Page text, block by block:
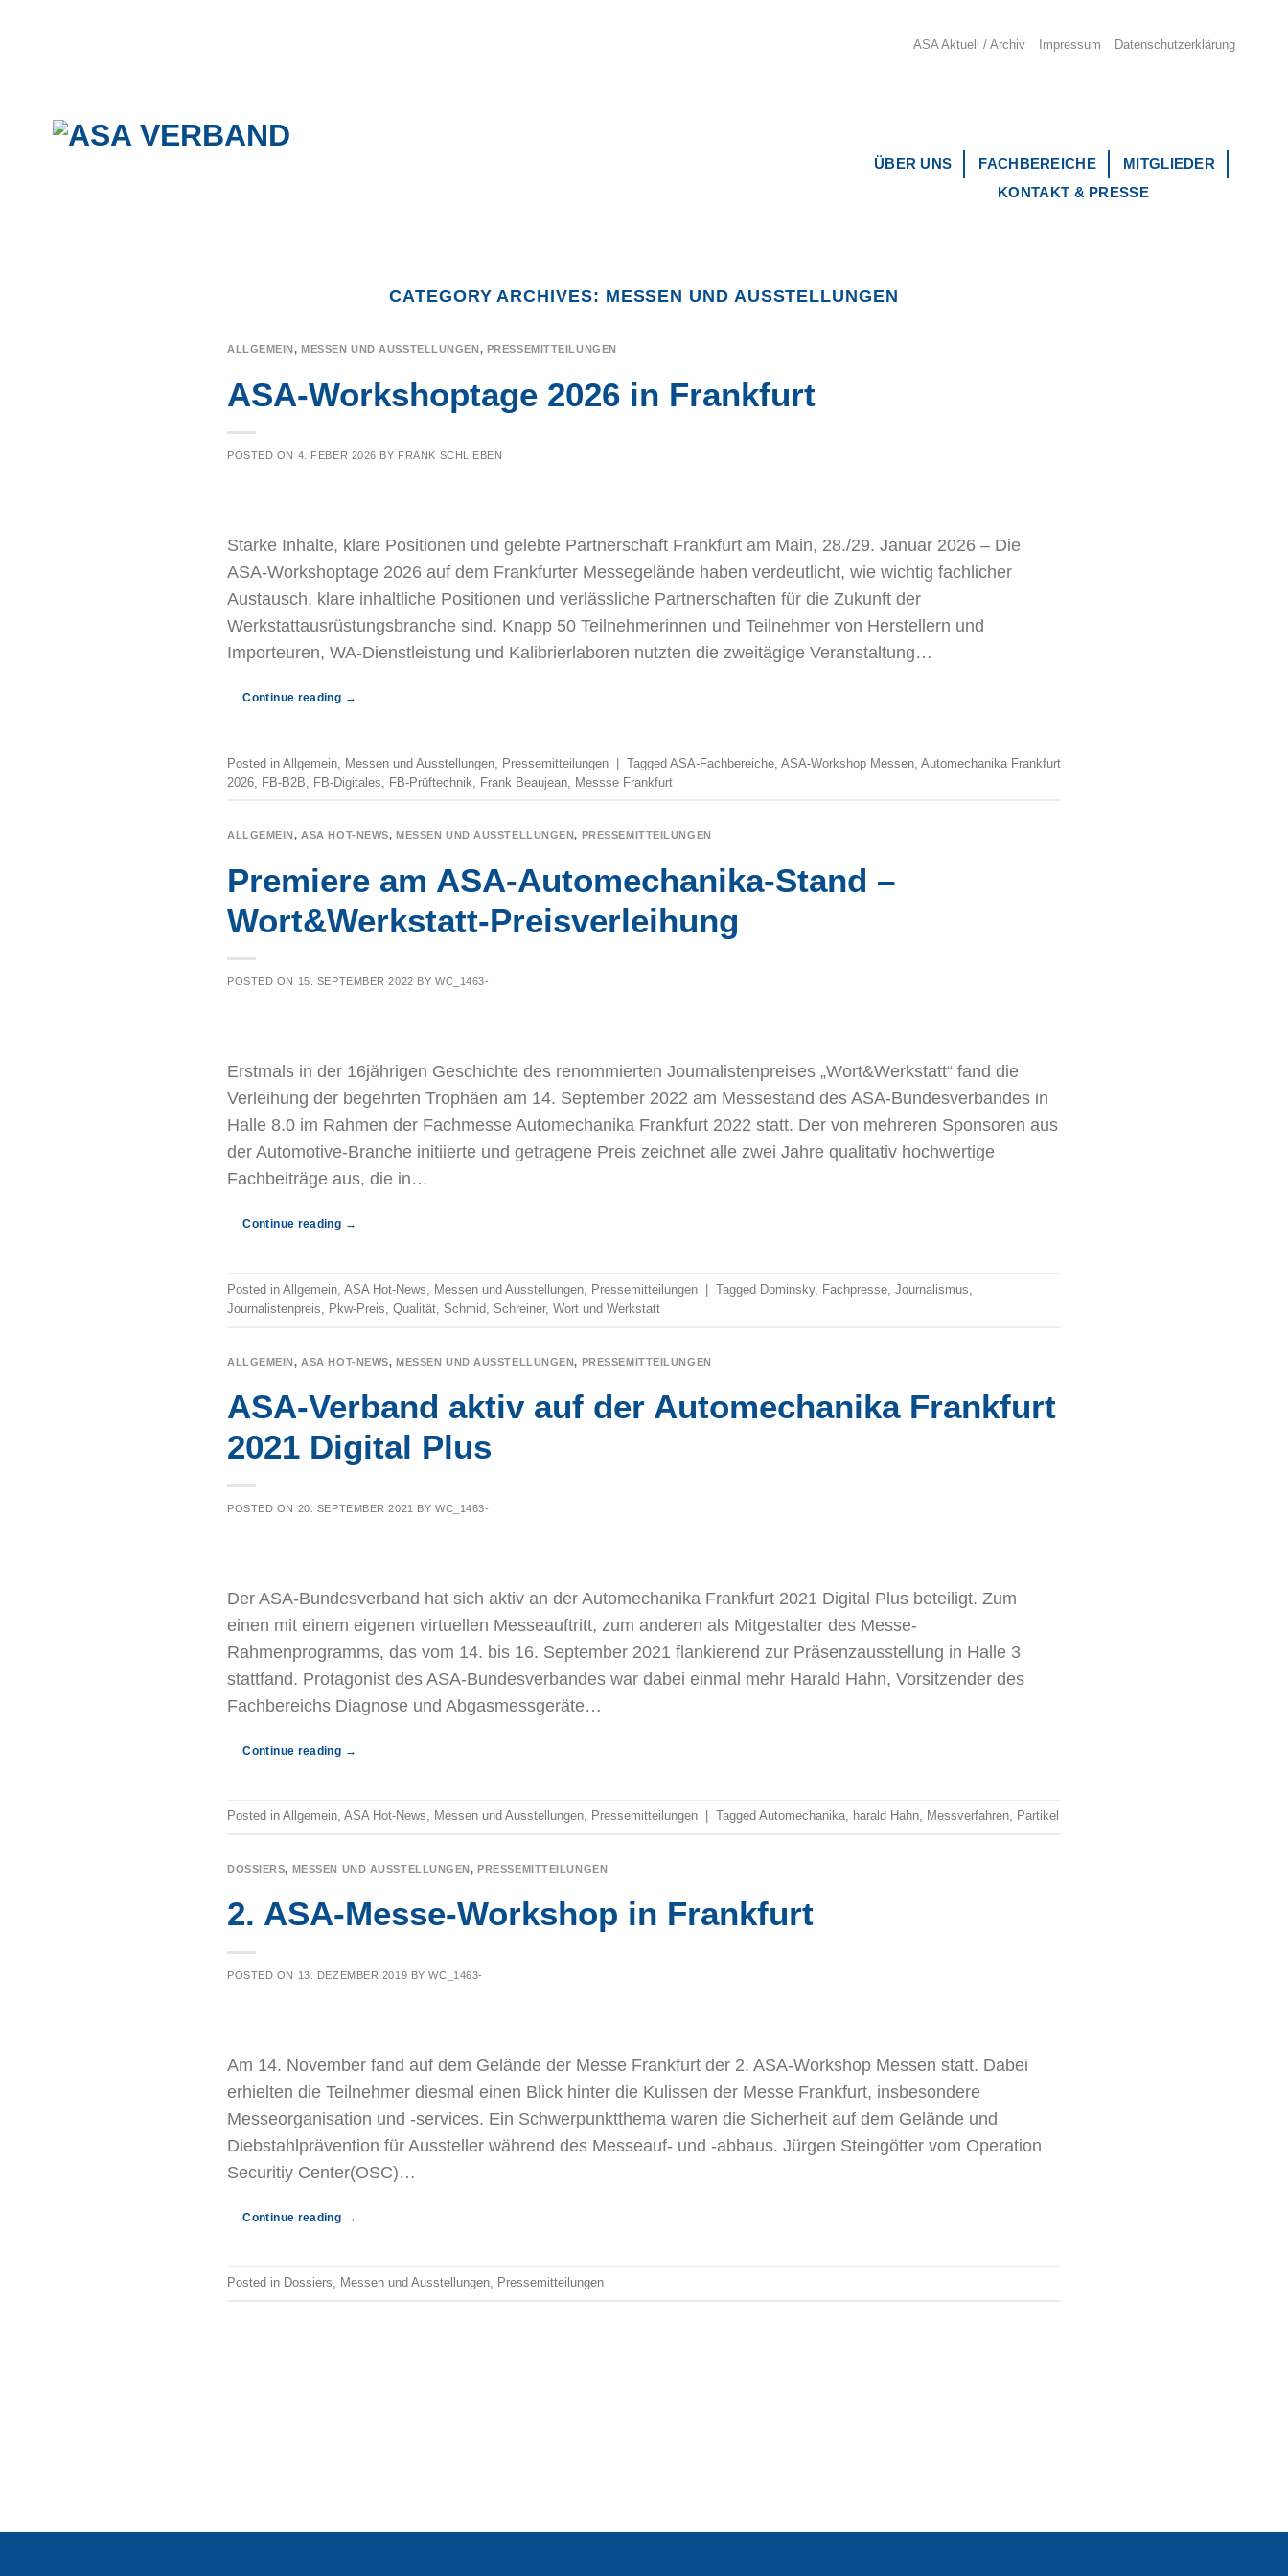
ASA Aktuell / Archiv Impressum Datenschutzerklärung
ÜBER UNS FACHBEREICHE
MITGLIEDER
KONTAKT & PRESSE
CATEGORY ARCHIVES: MESSEN UND AUSSTELLUNGEN
ALLGEMEIN,MESSEN UND AUSSTELLUNGEN, PRESSEMITTEILUNGEN
ASA-Workshoptage 2026 in Frankfurt
POSTED ON 4. FEBER 2026 BY FRANK SCHLIEBEN
Starke Inhalte, klare Positionen und gelebte Partnerschaft Frankfurt am Main, 28./29. Januar 2026 – Die
ASA-Workshoptage 2026 auf dem Frankfurter Messegelände haben verdeutlicht, wie wichtig fachlicher
Austausch, klare inhaltliche Positionen und verlässliche Partnerschaften für die Zukunft der
Werkstattausrüstungsbranche sind. Knapp 50 Teilnehmerinnen und Teilnehmer von Herstellern und
Importeuren, WA-Dienstleistung und Kalibrierlaboren nutzten die zweitägige Veranstaltung…
Continue reading →
Posted in Allgemein Messen und Ausstellungen Pressemitteilungen | Tagged ASA-Fachbereiche ASA-Workshop Messen Automechanika Frankfurt
2026 FB-B2B FB-Digitales FB-Prüftechnik Frank Beaujean Messse Frankfurt
ALLGEMEIN, ASA HOT-NEWS, MESSEN UND AUSSTELLUNGEN, PRESSEMITTEILUNGEN
Premiere am ASA-Automechanika-Stand –
Wort&Werkstatt-Preisverleihung
POSTED ON 15. SEPTEMBER 2022 BY WC_1463-
Erstmals in der 16jährigen Geschichte des renommierten Journalistenpreises „Wort&Werkstatt“ fand die
Verleihung der begehrten Trophäen am 14. September 2022 am Messestand des ASA-Bundesverbandes in
Halle 8.0 im Rahmen der Fachmesse Automechanika Frankfurt 2022 statt. Der von mehreren Sponsoren aus
der Automotive-Branche initiierte und getragene Preis zeichnet alle zwei Jahre qualitativ hochwertige
Fachbeiträge aus, die in…
Continue reading →
Posted in Allgemein ASA Hot-News Messen und Ausstellungen Pressemitteilungen Tagged Dominsky, Fachpresse Journalismus
Journalistenpreis
Pkw-Preis Qualität Schmid Schreiner, Wort und Werkstatt
ALLGEMEIN, ASA HOT-NEWS,MESSEN UND AUSSTELLUNGEN, PRESSEMITTEILUNGEN
ASA-Verband aktiv auf der Automechanika Frankfurt
2021 Digital Plus
POSTED ON 20. SEPTEMBER 2021 BY WC_1463-
Der ASA-Bundesverband hat sich aktiv an der Automechanika Frankfurt 2021 Digital Plus beteiligt. Zum
einen mit einem eigenen virtuellen Messeauftritt, zum anderen als Mitgestalter des Messe-
Rahmenprogramms, das vom 14. bis 16. September 2021 flankierend zur Präsenzausstellung in Halle 3
stattfand. Protagonist des ASA-Bundesverbandes war dabei einmal mehr Harald Hahn, Vorsitzender des
Fachbereichs Diagnose und Abgasmessgeräte…
Continue reading →
Posted in Allgemein ASA Hot-News Messen und Ausstellungen Pressemitteilungen Tagged Automechanika harald Hahn Messverfahren Partikel
DOSSIERS, MESSEN UND AUSSTELLUNGEN,PRESSEMITTEILUNGEN
2. ASA-Messe-Workshop in Frankfurt
POSTED ON 13. DEZEMBER 2019 BYWC_1463-
Am 14. November fand auf dem Gelände der Messe Frankfurt der 2. ASA-Workshop Messen statt. Dabei
erhielten die Teilnehmer diesmal einen Blick hinter die Kulissen der Messe Frankfurt, insbesondere
Messeorganisation und -services. Ein Schwerpunktthema waren die Sicherheit auf dem Gelände und
Diebstahlprävention für Aussteller während des Messeauf- und -abbaus. Jürgen Steingötter vom Operation
Securitiy Center(OSC)…
Continue reading →
Posted in Dossiers, Messen und Ausstellungen, Pressemitteilungen